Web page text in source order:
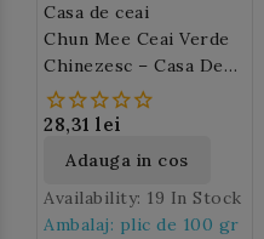
Casa de ceai
Chun Mee Ceai Verde
Chinezesc – Casa De
Ceai M42
28,31 lei
Adauga in cos
Availability: 19 In Stock
Ambalaj: plic de 100 gr